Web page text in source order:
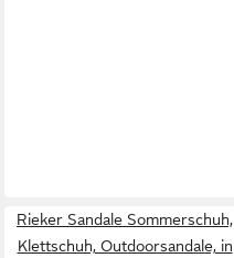
Rieker Sandale Sommerschuh,
Klettschuh, Outdoorsandale, in